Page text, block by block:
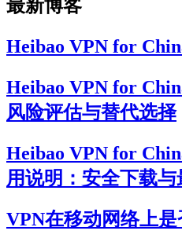
最新博客
Heibao VPN for
Heibao VPN for
风险评估与替代选择
Heibao VPN for
用说明：安全下载
VPN在移动网络上是